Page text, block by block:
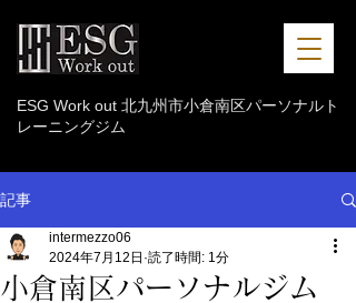
ESG Work out 北九州市小倉南区パーソナルト
レーニングジム
記事
小倉南区パーソナルジム
intermezzo06
2024年7月12日 読了時間: 1分